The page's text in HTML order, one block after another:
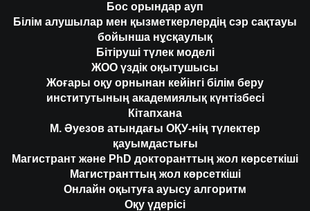
Бос орындар ауп
Білім алушылар мен қызметкерлердің сэр сақтауы
бойынша нұсқаулық
Бітіруші түлек моделі
ЖОО үздік оқытушысы
Жоғары оқу орнынан кейінгі білім беру
институтының академиялық күнтізбесі
Кітапхана
М. Әуезов атындағы ОҚУ-нің түлектер
қауымдастығы
Магистрант және PhD докторанттың жол көрсеткіші
Магистранттың жол көрсеткіші
Онлайн оқытуға ауысу алгоритм
Оқу үдерісі